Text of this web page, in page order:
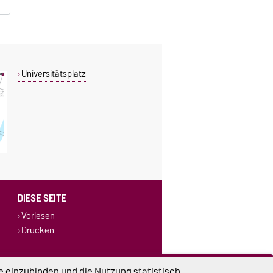
Universitätsplatz
DIESE SEITE
Vorlesen
Drucken